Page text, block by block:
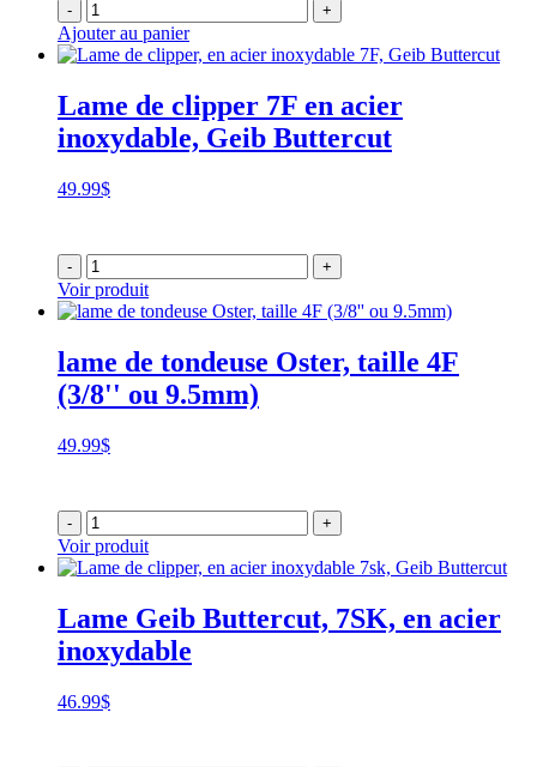
- +
Ajouter au panier
Lame de clipper 7F en acier
inoxydable, Geib Buttercut
49.99$
- +
Voir produit
lame de tondeuse Oster, taille 4F
(3/8'' ou 9.5mm)
49.99$
- +
Voir produit
Lame Geib Buttercut, 7SK, en acier
inoxydable
46.99$